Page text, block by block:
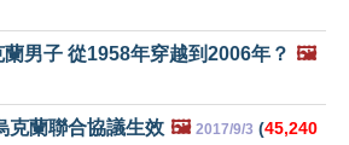
男子 從1958年穿越到2006年？ 🖼️
克蘭聯合協議生效 🖼️ 2017/9/3 (45,240